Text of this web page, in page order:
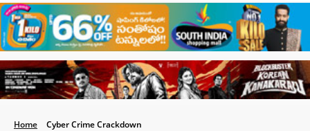
Home Cyber Crime Crackdown